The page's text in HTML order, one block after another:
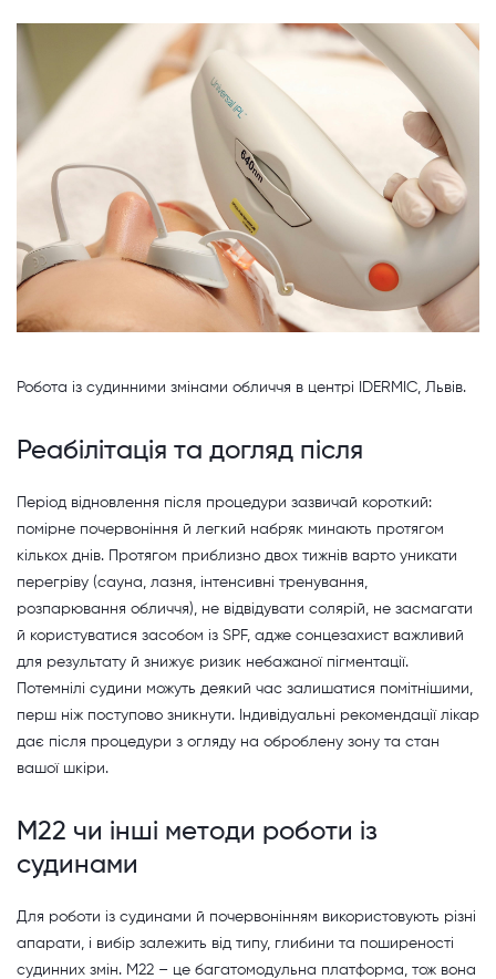
Робота із судинними змінами обличчя в центрі IDERMIC, Львів.
Реабілітація та догляд після
Період відновлення після процедури зазвичай короткий:
помірне почервоніння й легкий набряк минають протягом
кількох днів. Протягом приблизно двох тижнів варто уникати
перегріву (сауна, лазня, інтенсивні тренування,
розпарювання обличчя), не відвідувати солярій, не засмагати
й користуватися засобом із SPF, адже сонцезахист важливий
для результату й знижує ризик небажаної пігментації.
Потемнілі судини можуть деякий час залишатися помітнішими,
перш ніж поступово зникнути. Індивідуальні рекомендації лікар
дає після процедури з огляду на оброблену зону та стан
вашої шкіри.
M22 чи інші методи роботи із
судинами
Для роботи із судинами й почервонінням використовують різні
апарати, і вибір залежить від типу, глибини та поширеності
судинних змін. M22 – це багатомодульна платформа, тож вона